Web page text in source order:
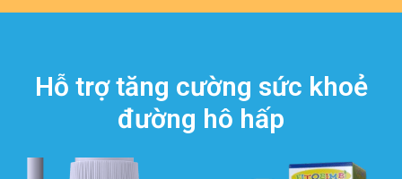
Hỗ trợ tăng cường sức khoẻ
đường hô hấp